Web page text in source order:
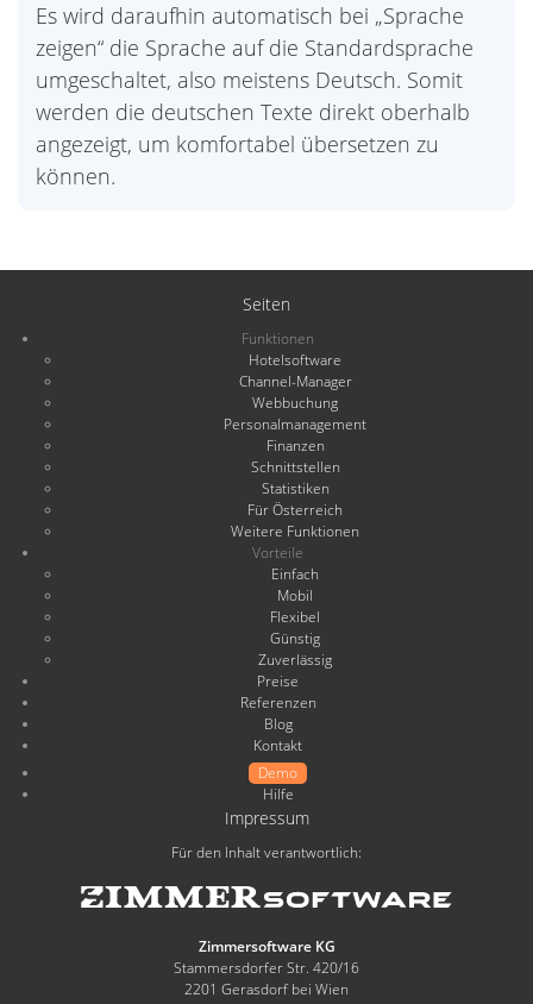
Es wird daraufhin automatisch bei „Sprache
zeigen“ die Sprache auf die Standardsprache
umgeschaltet, also meistens Deutsch. Somit
werden die deutschen Texte direkt oberhalb
angezeigt, um komfortabel übersetzen zu
können.
Seiten
Funktionen
Hotelsoftware
Channel-Manager
Webbuchung
Personalmanagement
Finanzen
Schnittstellen
Statistiken
Für Österreich
Weitere Funktionen
Vorteile
Einfach
Mobil
Flexibel
Günstig
Zuverlässig
Preise
Referenzen
Blog
Kontakt
Demo
Hilfe
Impressum
Für den Inhalt verantwortlich:
Zimmersoftware KG
Stammersdorfer Str. 420/16
2201 Gerasdorf bei Wien